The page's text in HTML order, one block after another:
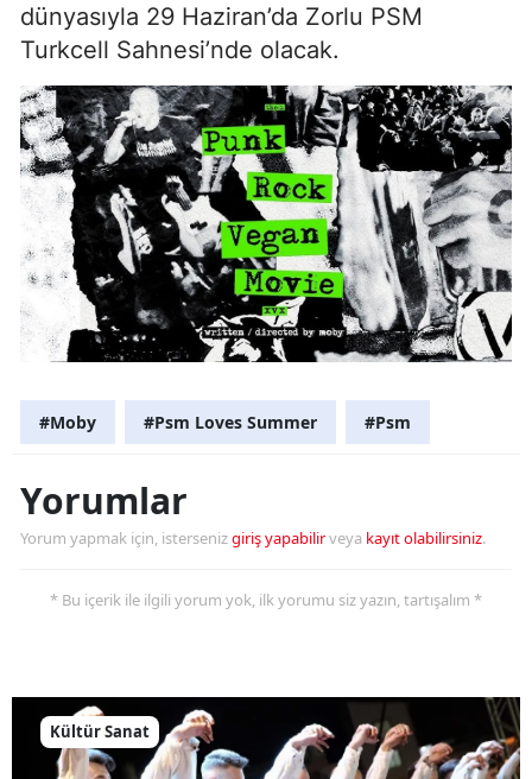
dünyasıyla 29 Haziran’da Zorlu PSM
Turkcell Sahnesi’nde olacak.
#Moby #Psm Loves Summer #Psm
Yorumlar
Yorum yapmak için, istersenizgiriş yapabilirveya kayıt olabilirsiniz.
* Bu içerik ile ilgili yorum yok, ilk yorumu siz yazın, tartışalım *
Kültür Sanat